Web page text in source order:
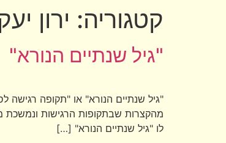
קטגוריה: ירון
"גיל שנתיים הנורא"
"גיל שנתיים הנורא" או "תקופה
מהקצרות שבתקופות הרגישות ונמשכת
לו "גיל שנתיים הנורא" […]